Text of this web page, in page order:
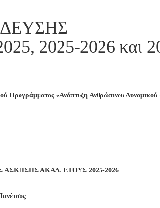
2025-2026 και
Προγράμματος «Ανάπτυξη Ανθρώπινου
ΑΚΑΔ. ΕΤΟΥΣ 2025-2026